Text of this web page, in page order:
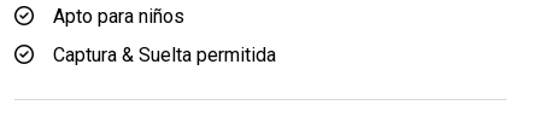
Apto para niños
Captura & Suelta permitida